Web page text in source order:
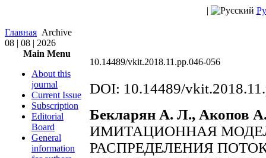
|
Главная Archive
08 | 08 | 2026
Main Menu
About this
journal
Current Issue
Subscription
Editorial
Board
General
information
10.14489/vkit.2018.11.pp.046-056
DOI: 10.14489/
Бекларян А. Л., Акопов
ИМИТАЦИОННАЯ
РАСПРЕДЕЛЕНИЯ